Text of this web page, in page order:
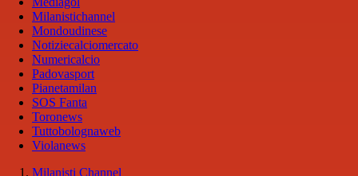
Milanistichannel
Mondoudinese
Notiziecalciomercato
Numericalcio
Padovasport
Pianetamilan
SOS Fanta
Toronews
Tuttobolognaweb
Violanews
Milanisti Channel